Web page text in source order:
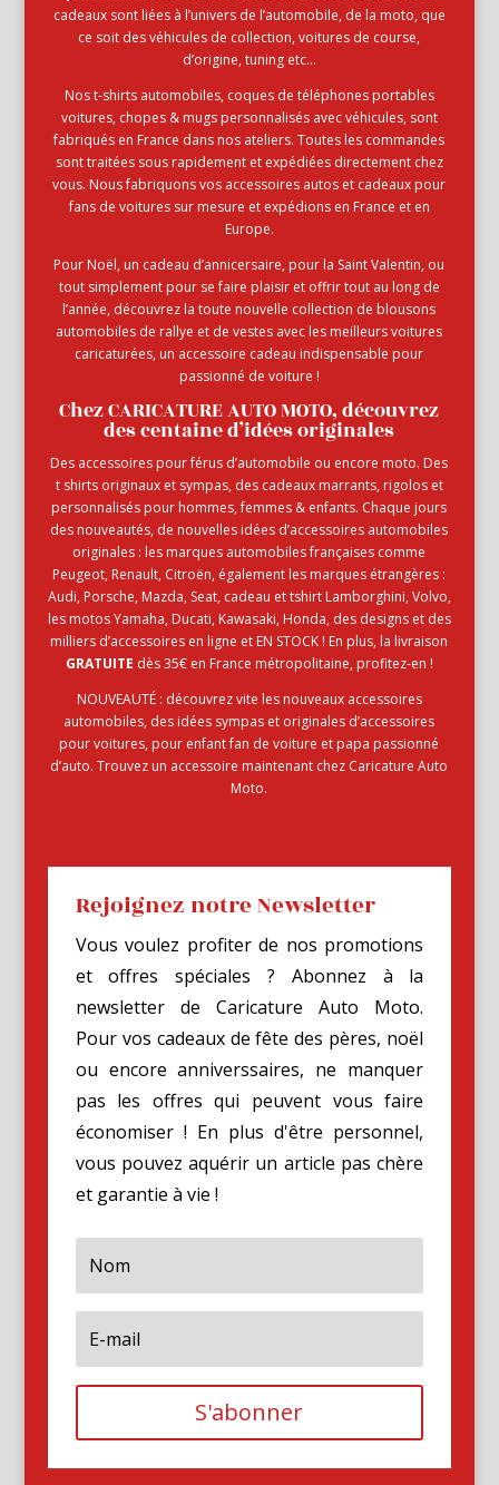
cadeaux sont liées à l’univers de l’automobile, de la moto, que
ce soit des véhicules de collection, voitures de course,
d’origine, tuning etc…
Nos t-shirts automobiles, coques de téléphones portables
voitures, chopes & mugs personnalisés avec véhicules, sont
fabriqués en France dans nos ateliers. Toutes les commandes
sont traitées sous rapidement et expédiées directement chez
vous. Nous fabriquons vos accessoires autos et cadeaux pour
fans de voitures sur mesure et expédions en France et en
Europe.
Pour Noël, un cadeau d’annicersaire, pour la Saint Valentin, ou
tout simplement pour se faire plaisir et offrir tout au long de
l’année, découvrez la toute nouvelle collection de blousons
automobiles de rallye et de vestes avec les meilleurs voitures
caricaturées, un accessoire cadeau indispensable pour
passionné de voiture !
Chez CARICATURE AUTO MOTO, découvrez
des centaine d’idées originales
Des accessoires pour férus d’automobile ou encore moto. Des
t shirts originaux et sympas, des cadeaux marrants, rigolos et
personnalisés pour hommes, femmes & enfants. Chaque jours
des nouveautés, de nouvelles idées d’accessoires automobiles
originales : les marques automobiles françaises comme
Peugeot, Renault, Citroën, également les marques étrangères :
Audi, Porsche, Mazda, Seat, cadeau et tshirt Lamborghini, Volvo,
les motos Yamaha, Ducati, Kawasaki, Honda, des designs et des
milliers d’accessoires en ligne et EN STOCK ! En plus, la livraison
GRATUITE dès 35€ en France métropolitaine, profitez-en !
NOUVEAUTÉ : découvrez vite les nouveaux accessoires
automobiles, des idées sympas et originales d’accessoires
pour voitures, pour enfant fan de voiture et papa passionné
d’auto. Trouvez un accessoire maintenant chez Caricature Auto
Moto.
Rejoignez notre Newsletter
Vous voulez profiter de nos promotions
et offres spéciales ? Abonnez à la
newsletter de Caricature Auto Moto.
Pour vos cadeaux de fête des pères, noël
ou encore anniverssaires, ne manquer
pas les offres qui peuvent vous faire
économiser ! En plus d'être personnel,
vous pouvez aquérir un article pas chère
et garantie à vie !
S'abonner